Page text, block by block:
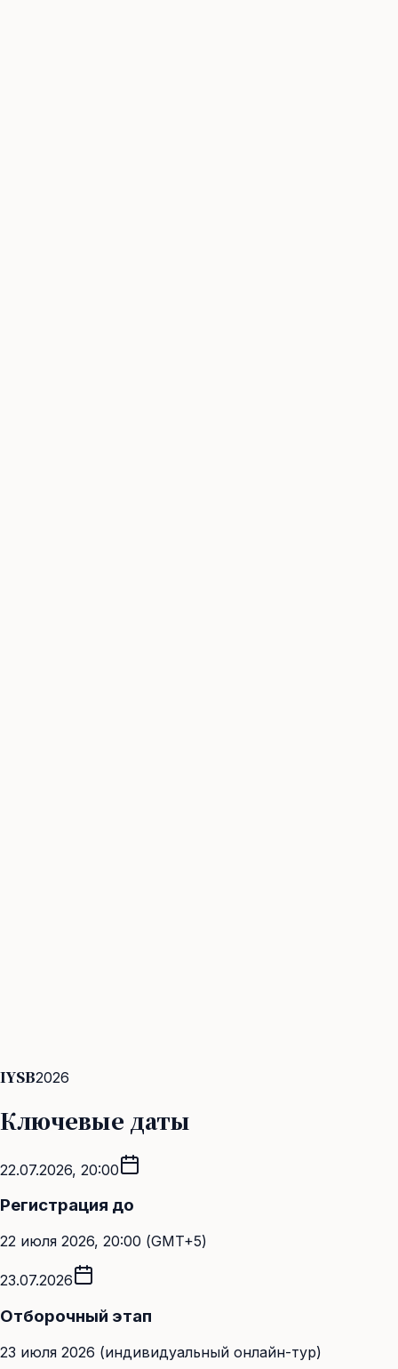
IYSB2026
Ключевые даты
22.07.2026, 20:00
Регистрация до
22 июля 2026, 20:00 (GMT+5)
23.07.2026
Отборочный этап
23 июля 2026 (индивидуальный онлайн-тур)